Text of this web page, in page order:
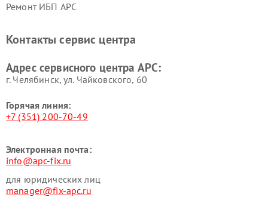
Ремонт ИБП APC
Контакты сервис центра
Адрес сервисного центра APC:
г. Челябинск, ул. Чайковского, 60
Горячая линия:
+7 (351) 200-70-49
Электронная почта:
info@apc-fix.ru
для юридических лиц
manager@fix-apc.ru